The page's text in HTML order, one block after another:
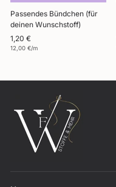
Passendes Bündchen (für
deinen Wunschstoff)
1,20 €
12,00 €/m